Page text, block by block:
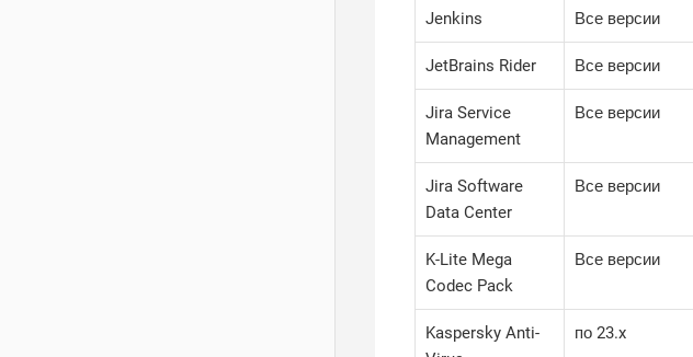
Jenkins Все версии
JetBrains Rider Все версии
Jira Service
Management
Все версии
Jira Software
Data Center
Все версии
K-Lite Mega
Codec Pack
Все версии
Kaspersky Anti-
по 23.x